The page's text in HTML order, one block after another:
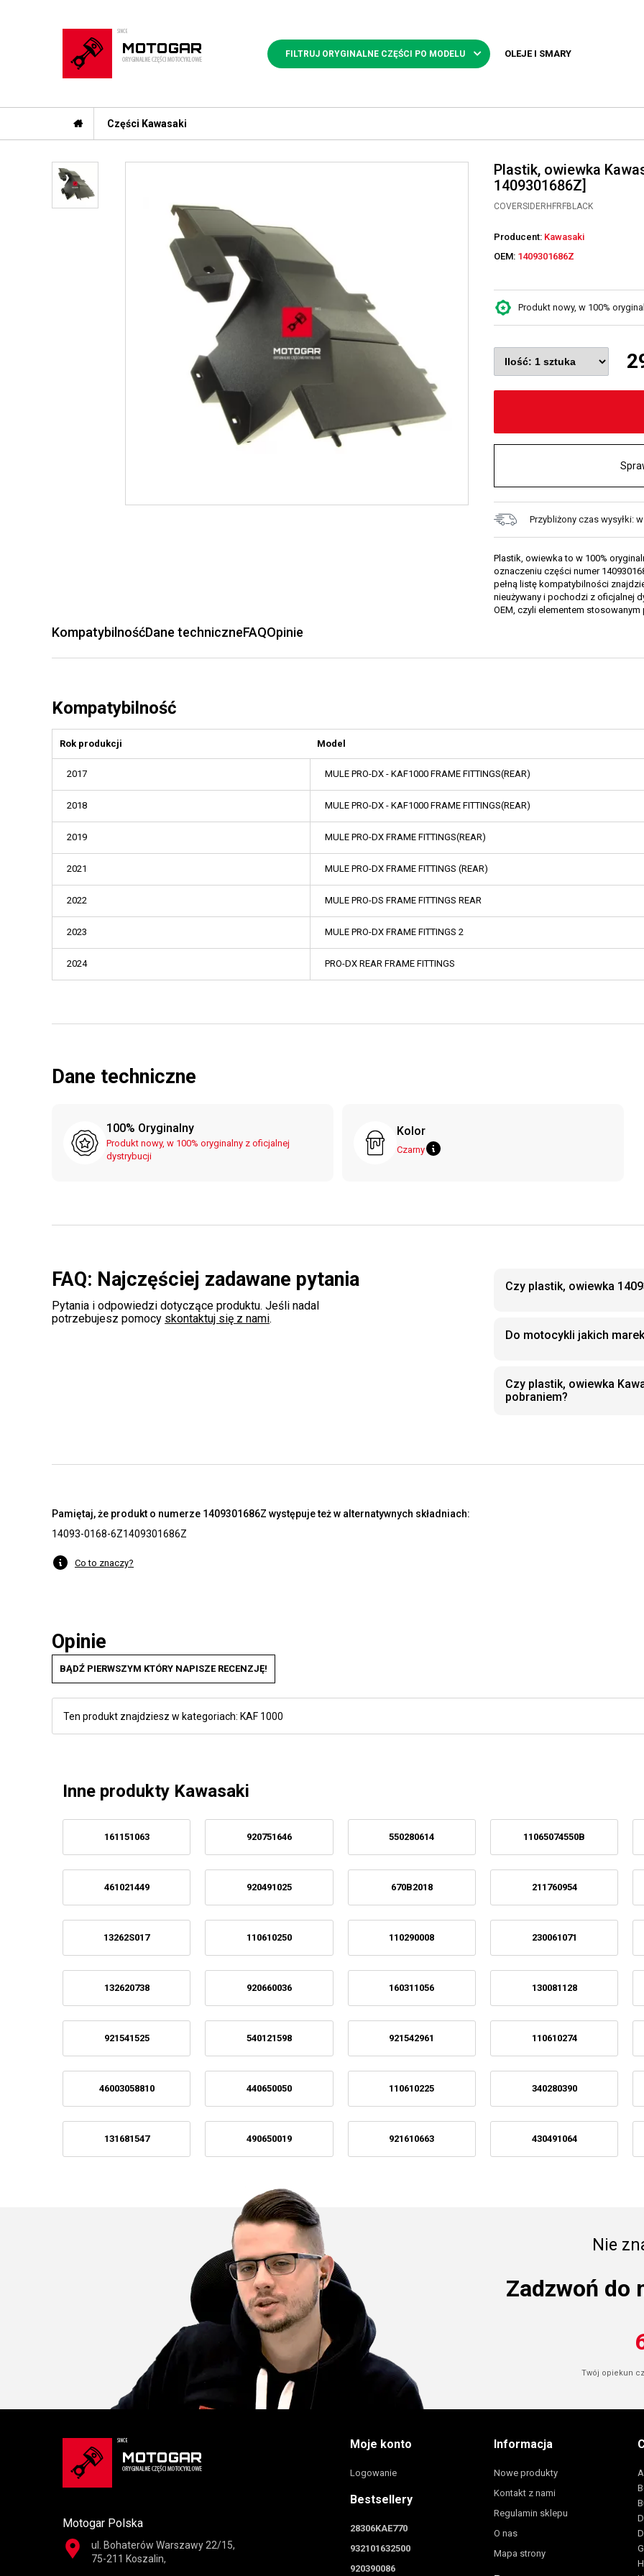
FILTRUJ ORYGINALNE CZĘŚCI PO MODELU OLEJE I SMARY
Części Kawasaki
Plastik, owiewka
1409301686Z]
COVERSIDERHFRFBLACK
Producent: Kawasaki
OEM: 1409301686Z
Produkt nowy, w 100%
Przybliżony czas wysyłki:
Plastik, owiewka to w 100%
oznaczeniu części numer
pełną listę kompatybilności
nieużywany i pochodzi z oficjalnej
OEM, czyli elementem
KompatybilnośćDane techniczneFAQOpinie
Kompatybilność
Rok produkcji Model
2017 MULE PRO-DX - KAF1000 FRAME FITTINGS(REAR)
2018 MULE PRO-DX - KAF1000 FRAME FITTINGS(REAR)
2019 MULE PRO-DX FRAME FITTINGS(REAR)
2021 MULE PRO-DX FRAME FITTINGS (REAR)
2022 MULE PRO-DS FRAME FITTINGS REAR
2023 MULE PRO-DX FRAME FITTINGS 2
2024 PRO-DX REAR FRAME FITTINGS
Dane techniczne
100% Oryginalny
Produkt nowy, w 100% oryginalny z oficjalnej
dystrybucji
Kolor
Czarny
FAQ: Najczęściej zadawane pytania
Pytania i odpowiedzi dotyczące produktu. Jeśli nadal
potrzebujesz pomocy skontaktuj się z nami.
Czy plastik, owiewka
Do motocykli jakich
Czy plastik, owiewka
pobraniem?
Pamiętaj, że produkt o numerze 1409301686Z występuje też w alternatywnych składniach:
14093-0168-6Z1409301686Z
Co to znaczy?
Opinie
BĄDŹ PIERWSZYM KTÓRY NAPISZE RECENZJĘ!
Ten produkt znajdziesz w kategoriach: KAF 1000
Inne produkty Kawasaki
161151063 920751646 550280614 11065074550B
461021449 920491025 670B2018 211760954
13262S017 110610250 110290008 230061071
132620738 920660036 160311056 130081128
921541525 540121598 921542961 110610274
46003058810 440650050 110610225 340280390
131681547 490650019 921610663 430491064
Nie
Zadzwoń do
Twój opiekun
Motogar Polska
ul. Bohaterów Warszawy 22/15,
75-211 Koszalin,
Moje konto
Logowanie
Bestsellery
28306KAE770
932101632500
920390086
Informacja
Nowe produkty
Kontakt z nami
Regulamin sklepu
O nas
Mapa strony